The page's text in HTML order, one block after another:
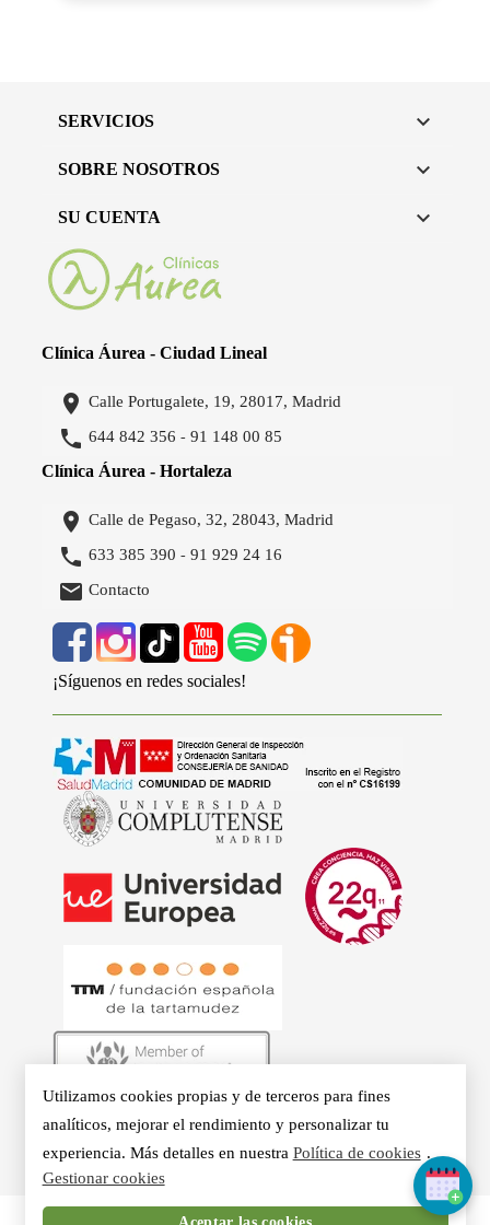
SERVICIOS 
SOBRE NOSOTROS 
SU CUENTA 
Clínica Áurea - Ciudad Lineal
 Calle Portugalete, 19, 28017, Madrid
 644 842 356 -91 148 00 85
Clínica Áurea - Hortaleza
 Calle de Pegaso, 32, 28043, Madrid
 633 385 390 -91 929 24 16
 Contacto
¡Síguenos en redes sociales!
© 2026 - Clínicas Aurea. Especialistas en Logopedia,
Otorrino, Psicología, Voz Profesional y Nutrición en Madrid.
Utilizamos cookies propias y de terceros para fines
analíticos, mejorar el rendimiento y personalizar tu
experiencia. Más detalles en nuestra Política de cookies .
Gestionar cookies